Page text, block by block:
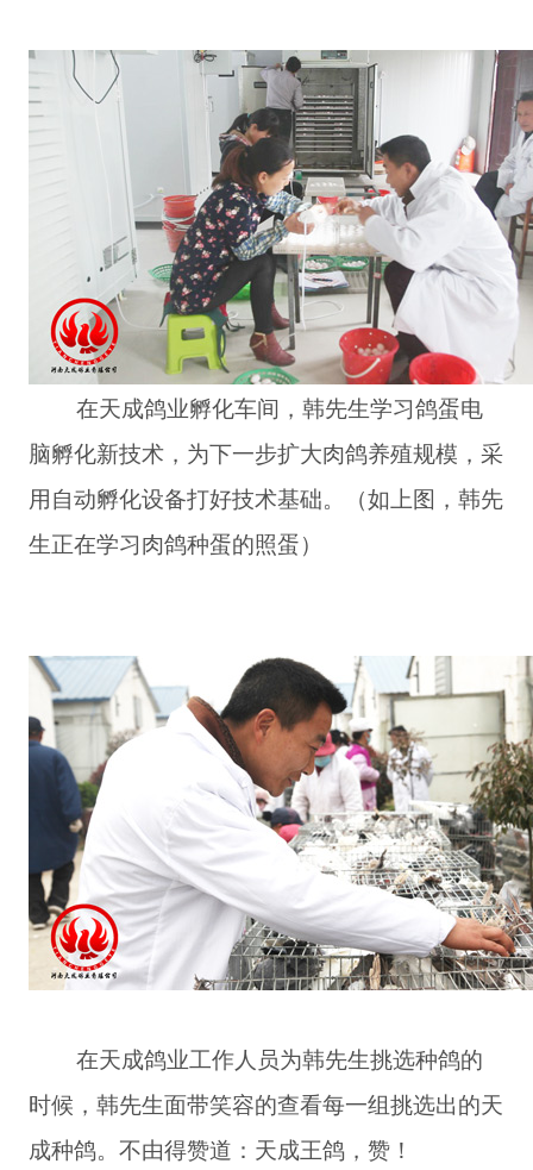
在天成鸽业孵化车间，韩先生学习鸽蛋电
脑孵化新技术，为下一步扩大肉鸽养殖规模，采
用自动孵化设备打好技术基础。（如上图，韩先
生正在学习肉鸽种蛋的照蛋）
在天成鸽业工作人员为韩先生挑选种鸽的
时候，韩先生面带笑容的查看每一组挑选出的天
成种鸽。不由得赞道：天成王鸽，赞！